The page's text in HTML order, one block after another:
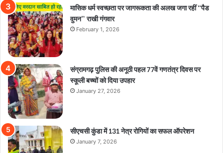
मासिक धर्म स्वच्छता पर जागरूकता की अलख जगा रहीं “पैड
वुमन” राखी गंगवार
February 1, 2026
संग्रामगढ़ पुलिस की अनूठी पहल 77वें गणतंत्र दिवस पर
स्कूली बच्चों को दिया उपहार
January 27, 2026
सीएचसी कुंडा में 131 नेत्र रोगियों का सफल ऑपरेशन
January 7, 2026